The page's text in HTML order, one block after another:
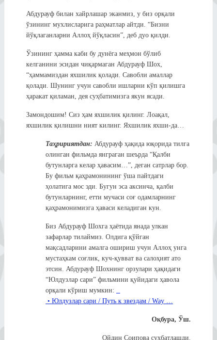
Абдурауф билан хайрлашар эканмиз, у биз орқали
ўзининг мухлисларига раҳматлар айтди. “Бизни
йўқлаганларни Аллоҳ йўқласин”, деб дуо қилди.
Ўзининг ҳамма каби бу дунёга меҳмон бўлиб
келганини эсидан чиқармаган Абдурауф Шох,
“ҳаммамиздан яхшилик қолади. Савобли амаллар
қолади. Шунинг учун савобли ишларни кўп қилишга
ҳаракат қиламан, дея суҳбатимизга якун ясади.
Замондошим! Сиз ҳам яхшилик қилинг. Лоақал,
яхшилик қилишни ният килинг. Яхшилик яхши-да…
Таҳририятдан: Абдурауф ҳақида юқорида тилга
олинган фильмда янграган шеърда “Қалби
бутунларга келар ҳавасим…”, деган сатрлар бор.
Бу фильм қаҳрамонининг ўша пайтдаги
ҳолатига мос эди. Бугун эса аксинча, қалби
бутунларнинг, етти мучаси соғ одамларнинг
қаҳрамонимизга ҳаваси келадиган кун.
Биз Абдурауф Шохга ҳаётида янада улкан
зафарлар тилаймиз. Олдига қўйган
мақсадларини амалга ошириш учун Аллоҳ унга
мустаҳкам соғлик, куч-қувват ва салоҳият ато
этсин. Абдурауф Шохнинг орзулари ҳақидаги
“Юлдузлар сари” фильмини қуйидаги ҳавола
орқали кўриш мумкин:
• Юлдузлар сари / Путь к звездам / Way …
Оқбура, Ўш.
Ойдин Соипова суҳбатлашди.